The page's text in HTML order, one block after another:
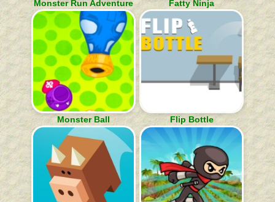
Monster Run Adventure Fatty Ninja
Monster Ball Flip Bottle